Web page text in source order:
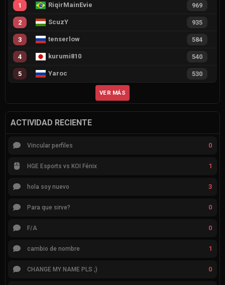
1 RiqirMainEvie 969
2 ScuzY 935
3 tenserlow 584
4 kurumi810 540
5 Yaroc 530
VER MÁS
ACTIVIDAD RECIENTE
Vincular perfiles 0
HGE Esports vs KOI Fénix 1
hola soy nuevo 3
Para que sirve? 0
F/A 0
cambio de nombre 1
CHANGE MY NAME PLS ;) 0